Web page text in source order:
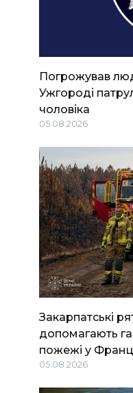
Погрожував
Ужгороді
чоловіка
05.08.2026
Закарпатські
допомагають
пожежі у
05.08.2026